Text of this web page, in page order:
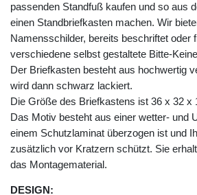
passenden Standfuß kaufen und so aus
einen Standbriefkasten machen. Wir
Namensschilder, bereits beschriftet oder
verschiedene selbst gestaltete Bitte-
Der Briefkasten besteht aus hochwertig
wird dann schwarz lackiert.
Die Größe des Briefkastens ist 36 x 32 x
Das Motiv besteht aus einer wetter- und
einem Schutzlaminat überzogen ist und
zusätzlich vor Kratzern schützt. Sie
das Montagematerial.
DESIGN: